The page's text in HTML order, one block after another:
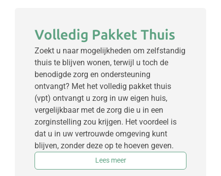
Volledig Pakket Thuis
Zoekt u naar mogelijkheden om zelfstandig
thuis te blijven wonen, terwijl u toch de
benodigde zorg en ondersteuning
ontvangt? Met het volledig pakket thuis
(vpt) ontvangt u zorg in uw eigen huis,
vergelijkbaar met de zorg die u in een
zorginstelling zou krijgen. Het voordeel is
dat u in uw vertrouwde omgeving kunt
blijven, zonder deze op te hoeven geven.
Lees meer